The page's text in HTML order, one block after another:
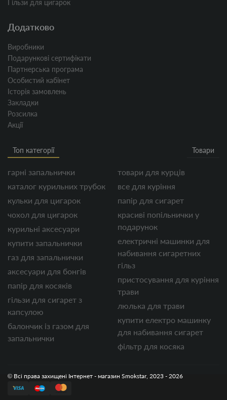
Гільзи для цигарок
Додатково
Виробники
Подарункові сертифікати
Партнерська програма
Особистий кабінет
Історія замовлень
Закладки
Розсилка
Акції
Топ категорії Товари
гарні запальнички
каталог курильних трубок
кульки для цигарок
чохол для цигарок
курильні аксесуари
купити запальнички
газ для запальнички
аксесуари для бонгів
папір для косяків
гільзи для сигарет з
капсулою
балончик із газом для
запальнички
товари для курців
все для куріння
папір для сигарет
красиві попільнички у
подарунок
електричні машинки для
набивання сигаретних
гільз
пристосування для куріння
трави
люлька для трави
купити електро машинку
для набивання сигарет
фільтр для косяка
© Всі права захищені Інтернет - магазин Smokstar, 2023 - 2026